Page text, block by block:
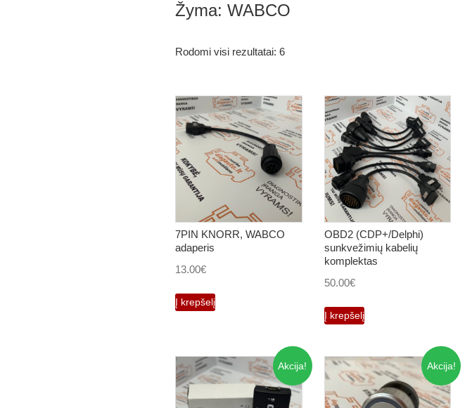
Žyma: WABCO
Rodomi visi rezultatai: 6
7PIN KNORR, WABCO
adaperis
13.00€
Į krepšelį
OBD2 (CDP+/Delphi)
sunkvežimių kabelių
komplektas
50.00€
Į krepšelį
Akcija! Akcija!